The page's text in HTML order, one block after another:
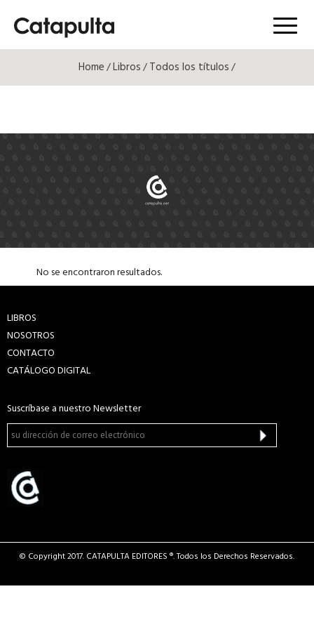
Menú
Home/Libros/Todos los títulos/
No se encontraron resultados.
LIBROS
NOSOTROS
CONTACTO
CATÁLOGO DIGITAL
Suscríbase a nuestro Newsletter
© Copyright 2017. CATAPULTA EDITORES ®. Todos los Derechos Reservados.